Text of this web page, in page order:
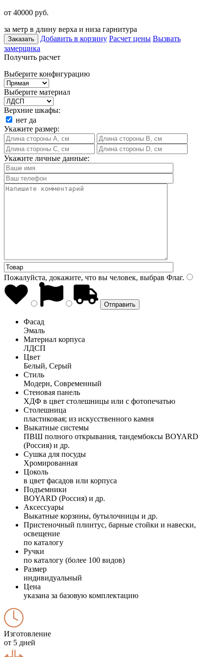
от 40000 руб.
за метр в длину верха и низа гарнитура
Заказать Добавить в корзину Расчет цены Вызвать
замерщика
Получить расчет
Выберите конфигурацию
Выберите материал
Верхние шкафы:
нет да
Укажите размер:
Укажите личные данные:
Пожалуйста, докажите, что вы человек, выбрав Флаг.
Фасад
Эмаль
Материал корпуса
ЛДСП
Цвет
Белый, Серый
Стиль
Модерн, Современный
Стеновая панель
ХДФ в цвет столешницы или с фотопечатью
Столешница
пластиковая; из искусственного камня
Выкатные системы
ПВШ полного открывания, тандембоксы BOYARD
(Россия) и др.
Сушка для посуды
Хромированная
Цоколь
в цвет фасадов или корпуса
Подъемники
BOYARD (Россия) и др.
Аксессуары
Выкатные корзины, бутылочницы и др.
Пристеночный плинтус, барные стойки и навески,
освещение
по каталогу
Ручки
по каталогу (более 100 видов)
Размер
индивидуальный
Цена
указана за базовую комплектацию
Изготовление
от 5 дней